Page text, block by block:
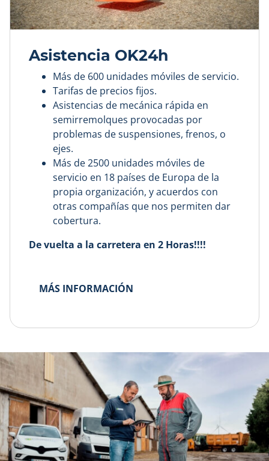
Asistencia OK24h
Más de 600 unidades móviles de servicio.
Tarifas de precios fijos.
Asistencias de mecánica rápida en
semirremolques provocadas por
problemas de suspensiones, frenos, o
ejes.
Más de 2500 unidades móviles de
servicio en 18 países de Europa de la
propia organización, y acuerdos con
otras compañías que nos permiten dar
cobertura.
De vuelta a la carretera en 2 Horas!!!!
MÁS INFORMACIÓN